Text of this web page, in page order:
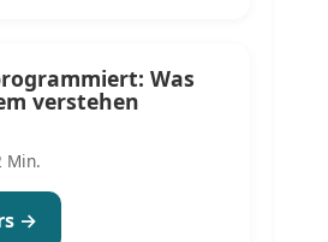
Was
verstehen
Min.
→